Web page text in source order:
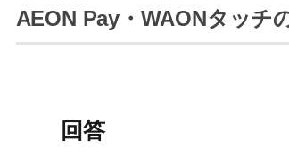
AEON Pay・WAONタッチ